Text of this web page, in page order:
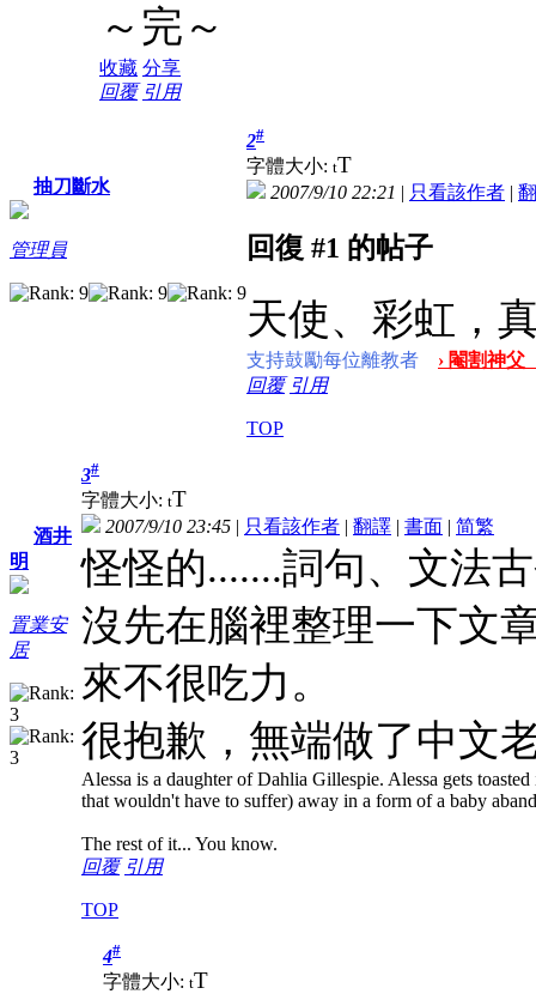
～完～
收藏 分享
回覆 引用
抽刀斷水
管理員
2#
字體大小: tT
2007/9/10 22:21 | 只看該作者 |
回復 #1 的帖子
天使、彩虹，
支持鼓勵每位離教者
› 閹割神
回覆 引用
TOP
酒井
明
置業安
居
3#
字體大小: tT
2007/9/10 23:45 | 只看該作者 | 翻譯 | 書面 | 简繁
怪怪的.......詞句、文法
沒先在腦裡整理一下文
來不很吃力。
很抱歉，無端做了中文
Alessa is a daughter of Dahlia Gillespie. Alessa gets
that wouldn't have to suffer) away in a form of a baby
The rest of it... You know.
回覆 引用
TOP
4#
字體大小: tT